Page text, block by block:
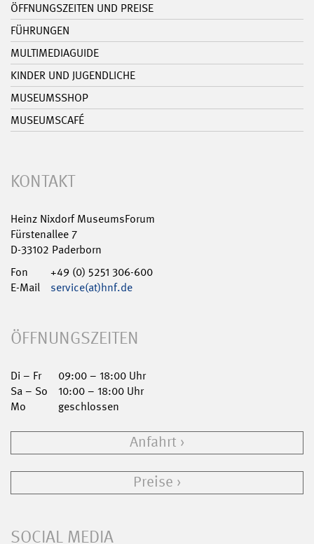
ÖFFNUNGSZEITEN UND PREISE
FÜHRUNGEN
MULTIMEDIAGUIDE
KINDER UND JUGENDLICHE
MUSEUMSSHOP
MUSEUMSCAFÉ
KONTAKT
Heinz Nixdorf MuseumsForum
Fürstenallee 7
D-33102 Paderborn
Fon
+49 (0) 5251 306-600
E-Mail
service(at)hnf.de
ÖFFNUNGSZEITEN
Di – Fr
09:00 – 18:00 Uhr
Sa – So
10:00 – 18:00 Uhr
Mo
geschlossen
Anfahrt
Preise
SOCIAL MEDIA